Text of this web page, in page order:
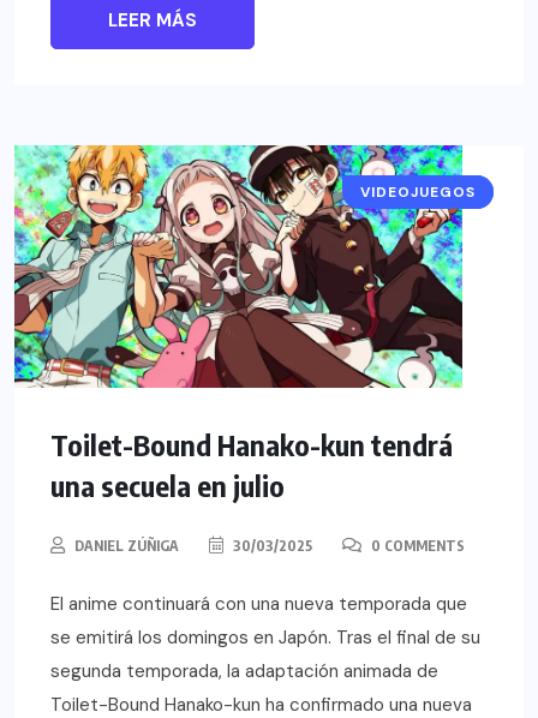
LEER MÁS
NOTICIAS
VIDEOJUEGOS
Toilet-Bound Hanako-kun tendrá
una secuela en julio
DANIEL ZÚÑIGA 30/03/2025 0 COMMENTS
El anime continuará con una nueva temporada que
se emitirá los domingos en Japón. Tras el final de su
segunda temporada, la adaptación animada de
Toilet-Bound Hanako-kun ha confirmado una nueva